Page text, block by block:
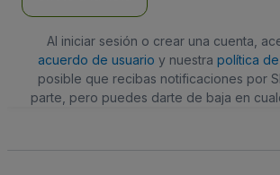
Al iniciar sesión o crear una cuenta,
acuerdo de usuario y nuestra política
posible que recibas notificaciones por
parte, pero puedes darte de baja en